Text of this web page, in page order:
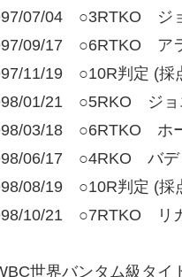
07/04 ○3RTKO ジ
09/17 ○6RTKO ア
11/19 ○10R判定 (採
01/21 ○5RKO ジョ
03/18 ○6RTKO ホ
06/17 ○4RKO バデ
08/19 ○10R判定 (採
10/21 ○7RTKO リ
世界バンタム級タイ